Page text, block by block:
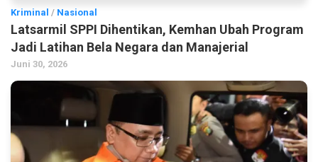
Kriminal / Nasional
Latsarmil SPPI Dihentikan, Kemhan Ubah Program
Jadi Latihan Bela Negara dan Manajerial
Juni 30, 2026